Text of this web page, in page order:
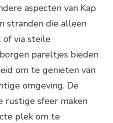
aspecten van Kap
stranden die alleen
of via steile
pareltjes bieden
om te genieten van
omgeving. De
rustige sfeer maken
plek om te